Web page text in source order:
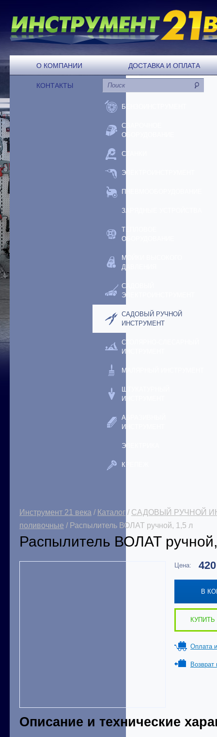
О КОМПАНИИ ДОСТАВКА И ОПЛАТА
КОНТАКТЫ
БЕНЗОИНСТРУМЕНТ
СВАРОЧНОЕ
ОБОРУДОВАНИЕ
СТАНКИ
ЭЛЕКТРОИНСТРУМЕНТ
ПНЕВМООБОРУДОВАНИЕ
ЗАРЯДНЫЕ УСТРОЙСТВА
ТЕПЛОВОЕ
ОБОРУДОВАНИЕ
МОЙКИ ВЫСОКОГО
ДАВЛЕНИЯ
САДОВЫЙ
ЭЛЕКТРОИНСТРУМЕНТ
САДОВЫЙ РУЧНОЙ
ИНСТРУМЕНТ
СТОЛЯРНО-СЛЕСАРНЫЙ
ИНСТРУМЕНТ
МАЛЯРНЫЙ ИНСТРУМЕНТ
ШТУКАТУРНЫЙ
ИНСТРУМЕНТ
АБРАЗИВНЫЙ
ИНСТРУМЕНТ
ЭЛЕКТРИКА
КРЕПЕЖ
Инструмент 21 века / Каталог / САДОВЫЙ РУЧНОЙ
поливочные / Распылитель ВОЛАТ ручной, 1,5 л
Распылитель ВОЛАТ
Цена:
В
КУПИТЬ
Оплата
Возврат
Описание и технические